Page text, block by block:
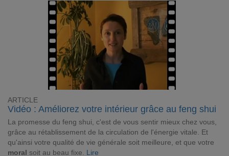
ARTICLE
Vidéo : Améliorez votre intérieur grâce au feng shui
La promesse du feng shui, c'est de vous sentir mieux chez vous,
grâce au rétablissement de la circulation de l'énergie vitale. Et
qu'ainsi votre qualité de vie générale soit meilleure, et que votre
moral soit au beau fixe. Lire